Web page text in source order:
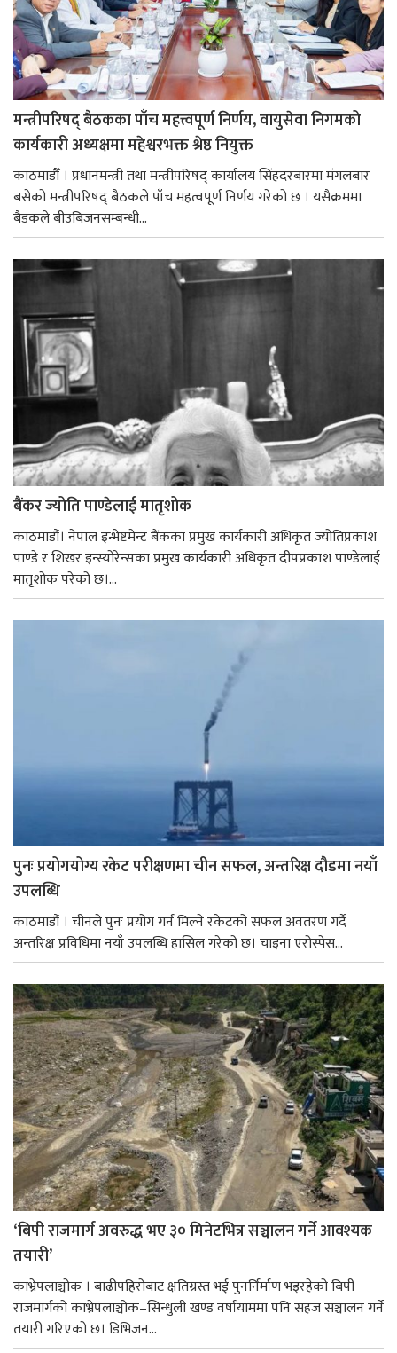
मन्त्रीपरिषद् बैठकका पाँच महत्त्वपूर्ण निर्णय, वायुसेवा निगमको
कार्यकारी अध्यक्षमा महेश्वरभक्त श्रेष्ठ नियुक्त
काठमाडौँ । प्रधानमन्त्री तथा मन्त्रीपरिषद् कार्यालय सिंहदरबारमा मंगलबार
बसेको मन्त्रीपरिषद् बैठकले पाँच महत्वपूर्ण निर्णय गरेको छ । यसैक्रममा
बैडकले बीउबिजनसम्बन्धी...
बैंकर ज्योति पाण्डेलाई मातृशोक
काठमाडौं। नेपाल इन्भेष्टमेन्ट बैंकका प्रमुख कार्यकारी अधिकृत ज्योतिप्रकाश
पाण्डे र शिखर इन्स्योरेन्सका प्रमुख कार्यकारी अधिकृत दीपप्रकाश पाण्डेलाई
मातृशोक परेको छ।...
पुनः प्रयोगयोग्य रकेट परीक्षणमा चीन सफल, अन्तरिक्ष दौडमा नयाँ
उपलब्धि
काठमाडौं । चीनले पुनः प्रयोग गर्न मिल्ने रकेटको सफल अवतरण गर्दै
अन्तरिक्ष प्रविधिमा नयाँ उपलब्धि हासिल गरेको छ। चाइना एरोस्पेस...
‘बिपी राजमार्ग अवरुद्ध भए ३० मिनेटभित्र सञ्चालन गर्ने आवश्यक
तयारी’
काभ्रेपलाञ्चोक । बाढीपहिरोबाट क्षतिग्रस्त भई पुनर्निर्माण भइरहेको बिपी
राजमार्गको काभ्रेपलाञ्चोक–सिन्धुली खण्ड वर्षायाममा पनि सहज सञ्चालन गर्ने
तयारी गरिएको छ। डिभिजन...